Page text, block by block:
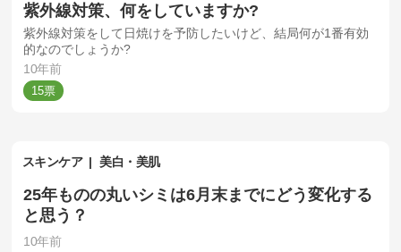
紫外線対策、何をしていますか?
紫外線対策をして日焼けを予防したいけど、結局何が1番有効
的なのでしょうか?
10年前
15
スキンケア 美白・美肌
25年ものの丸いシミは6月末までにどう変化する
と思う？
10年前